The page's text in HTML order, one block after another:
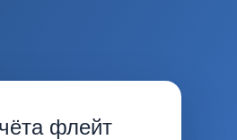
флейт